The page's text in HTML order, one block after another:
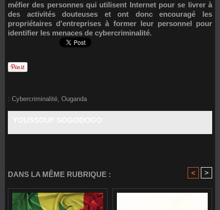
méfier des personnes qui utilisent Internet pour se livrer à
des activités douteuses et ont donc encouragé les
propriétaires d'entreprises à former leur personnel pour
identifier les menaces de cybercriminalité.
: Cybercriminalité, Ouganda
DANS LA MÊME RUBRIQUE : < >